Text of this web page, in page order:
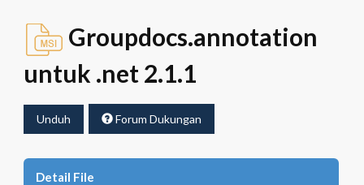
Groupdocs.annotation
untuk .net 2.1.1
Unduh Forum Dukungan
Detail File